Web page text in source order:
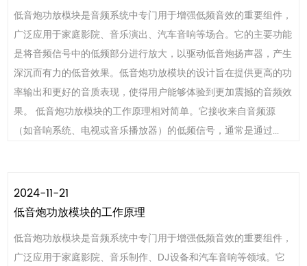
低音炮功放模块是音频系统中专门用于增强低频音效的重要组件，
广泛应用于家庭影院、音乐演出、汽车音响等场合。它的主要功能
是将音频信号中的低频部分进行放大，以驱动低音炮扬声器，产生
深沉而有力的低音效果。低音炮功放模块的设计旨在提供更高的功
率输出和更好的音质表现，使得用户能够体验到更加震撼的音频效
果。 低音炮功放模块的工作原理相对简单。它接收来自音频源
（如音响系统、电视或音乐播放器）的低频信号，通常是通过...
2024-11-21
低音炮功放模块的工作原理
低音炮功放模块是音频系统中专门用于增强低频音效的重要组件，
广泛应用于家庭影院、音乐制作、DJ设备和汽车音响等领域。它